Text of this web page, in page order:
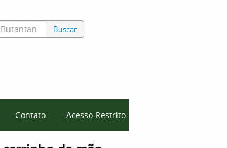
Buscar
Contato Acesso Restrito